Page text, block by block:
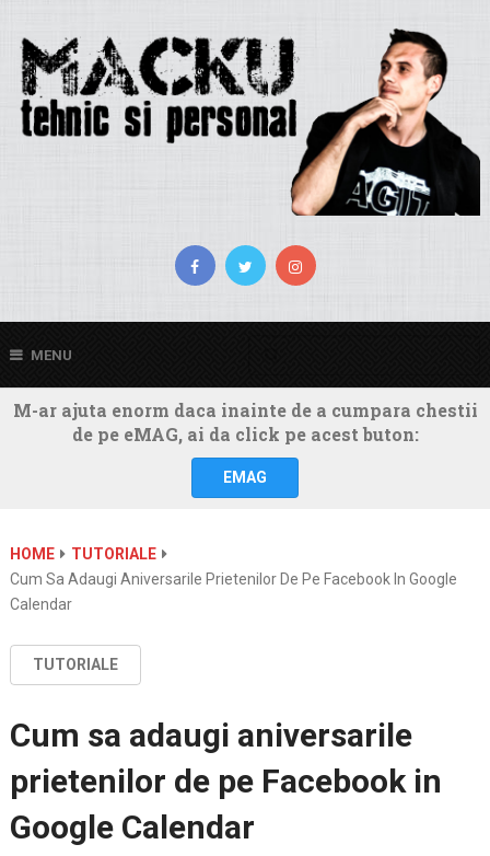
MENU
M-ar ajuta enorm daca inainte de a cumpara chestii
de pe eMAG, ai da click pe acest buton:
EMAG
HOME
TUTORIALE
Cum Sa Adaugi Aniversarile Prietenilor De Pe Facebook In Google
Calendar
TUTORIALE
Cum sa adaugi aniversarile
prietenilor de pe Facebook in
Google Calendar